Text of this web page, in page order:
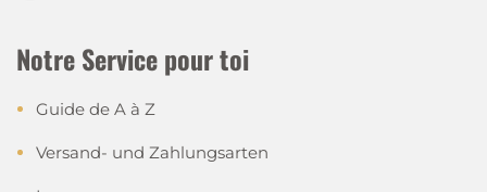
Notre Service pour toi
Guide de A à Z
Versand- und Zahlungsarten